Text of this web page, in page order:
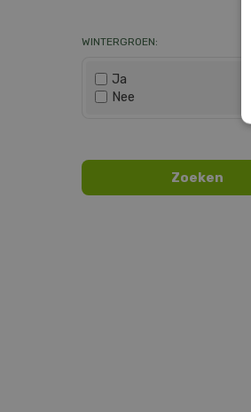
Roze
Zwart
WINTERGROEN:
Ja
Nee